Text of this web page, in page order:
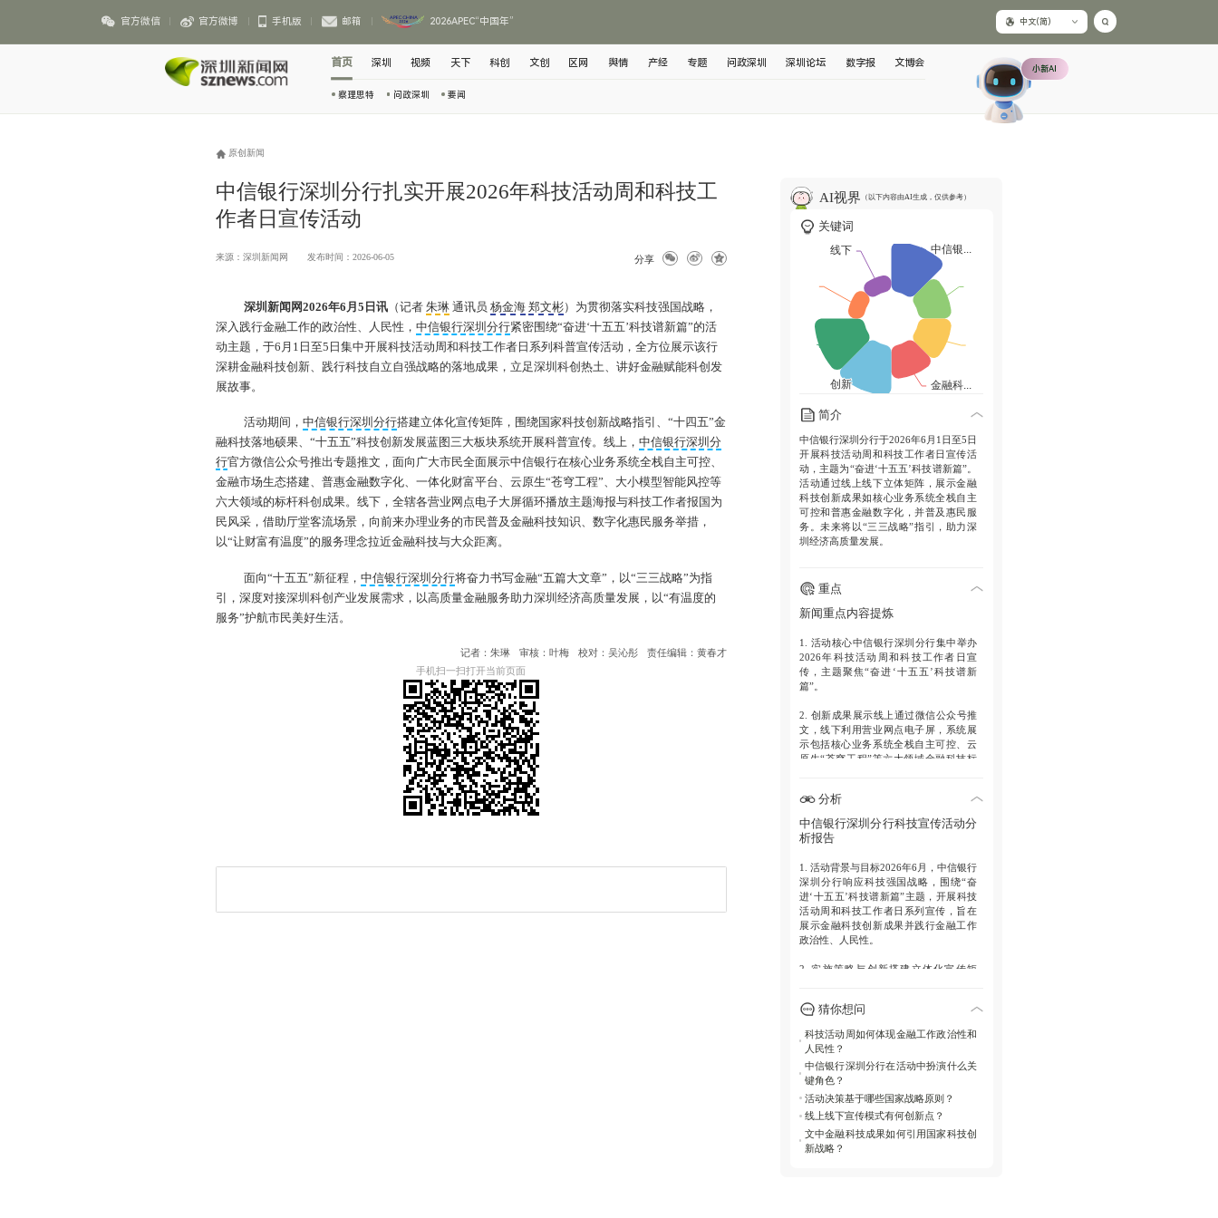
官方微信 官方微博 手机版 邮箱 2026APEC“中国年” 中文(简)
首页
察理思特 问政深圳 要闻
深圳 视频 天下 科创 文创 区网 舆情 产经 专题 问政深圳 深圳论坛 数字报 文博会 小新AI
原创新闻
中信银行深圳分行扎实开展2026年科技活动周和科技工
作者日宣传活动
来源：深圳新闻网 发布时间：2026-06-05 分享
深圳新闻网2026年6月5日讯 （记者朱琳 通讯员杨金海 郑文彬）为贯彻落实科技强国战略，
深入践行金融工作的政治性、人民性， 中信银行深圳分行紧密围绕“奋进‘十五五’科技谱新篇”的活
动主题，于6月1日至5日集中开展科技活动周和科技工作者日系列科普宣传活动，全方位展示该行
深耕金融科技创新、践行科技自立自强战略的落地成果，立足深圳科创热土、讲好金融赋能科创发
展故事。
活动期间，中信银行深圳分行搭建立体化宣传矩阵，围绕国家科技创新战略指引、“十四五”金
融科技落地硕果、“十五五”科技创新发展蓝图三大板块系统开展科普宣传。线上， 中信银行深圳分
行官方微信公众号推出专题推文，面向广大市民全面展示中信银行在核心业务系统全栈自主可控、
金融市场生态搭建、普惠金融数字化、一体化财富平台、云原生“苍穹工程”、大小模型智能风控等
六大领域的标杆科创成果。线下，全辖各营业网点电子大屏循环播放主题海报与科技工作者报国为
民风采，借助厅堂客流场景，向前来办理业务的市民普及金融科技知识、数字化惠民服务举措，
以“让财富有温度”的服务理念拉近金融科技与大众距离。
面向“十五五”新征程，中信银行深圳分行将奋力书写金融“五篇大文章”，以“三三战略”为指
引，深度对接深圳科创产业发展需求，以高质量金融服务助力深圳经济高质量发展，以“有温度的
服务”护航市民美好生活。
记者：朱琳 审核：叶梅 校对：吴沁彤
责任编辑：黄春才
手机扫一扫打开当前页面
AI视界 （以下内容由AI生成，仅供参考）
关键词
简介
中信银行深圳分行于2026年6月1日至5日
开展科技活动周和科技工作者日宣传活
动，主题为“奋进‘十五五’科技谱新篇”。
活动通过线上线下立体矩阵，展示金融
科技创新成果如核心业务系统全栈自主
可控和普惠金融数字化，并普及惠民服
务。未来将以“三三战略”指引，助力深
圳经济高质量发展。
重点
新闻重点内容提炼
1. 活动核心中信银行深圳分行集中举办
2026年科技活动周和科技工作者日宣
传，主题聚焦“奋进‘十五五’科技谱新
篇”。
2. 创新成果展示线上通过微信公众号推
文，线下利用营业网点电子屏，系统展
示包括核心业务系统全栈自主可控、云
原生“苍穹工程”等六大领域金融科技标
3.社会价值
以立体化宣传矩阵普及金融
科技知识，践行“让财富有温度”服务理
念，赋能深圳科创产业发展。
战略方向
求，以高质量金融服务书写金融“五篇大
文章”，护航经济高质量发展。
分析
中信银行深圳分行科技宣传活动分
析报告
1. 活动背景与目标2026年6月，中信银行
深圳分行响应科技强国战略，围绕“奋
进‘十五五’科技谱新篇”主题，开展科技
活动周和科技工作者日系列宣传，旨在
展示金融科技创新成果并践行金融工作
政治性、人民性。
2.实施策略与创新搭建立体化宣传矩
务系统全栈自主可控和云原生“苍穹工
题海报，结合厅堂客流普及知识，创新
点在于双轨模式提升覆盖面和互动性。
3.成果与社会效益
技自立自强落地实践，强化“让财富有温
度”服务理念，直接拉近科技与市民距
离，赋能深圳科创产业发展。
4. 未来发展规划
猜你想问
科技活动周如何体现金融工作政治性和
人民性？
中信银行深圳分行在活动中扮演什么关
键角色？
活动决策基于哪些国家战略原则？
线上线下宣传模式有何创新点？
文中金融科技成果如何引用国家科技创
新战略？